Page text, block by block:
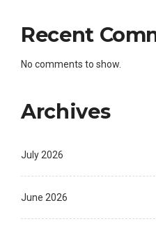
Recent
No comments to show.
Archives
July 2026
June 2026